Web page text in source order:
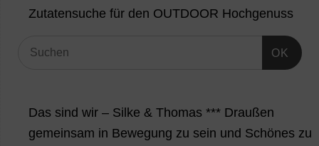
Zutatensuche für den OUTDOOR Hochgenuss
OK
Das sind wir – Silke & Thomas *** Draußen
gemeinsam in Bewegung zu sein und Schönes zu